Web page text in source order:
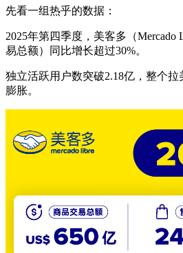
先看一组热乎的数据：
2025年第四季度，美客多（
易总额）同比增长超过30%。
独立活跃用户数突破2.18亿，整个
膨胀。